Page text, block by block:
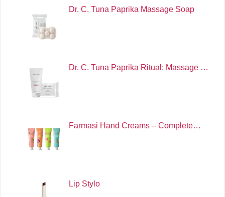
Dr. C. Tuna Paprika Massage Soap
Dr. C. Tuna Paprika Ritual: Massage …
Farmasi Hand Creams – Complete…
Lip Stylo